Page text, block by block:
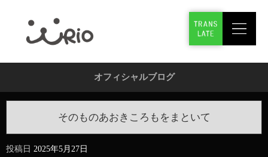
オフィシャルブログ
そのものあおきころもをまといて
投稿日 2025年5月27日